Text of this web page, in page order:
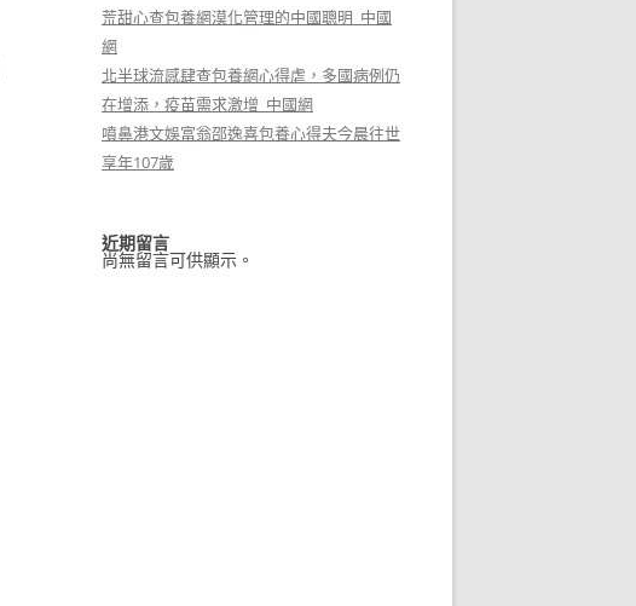
荒甜心查包養網漠化管理的中國聰明_中國
網
北半球流感肆查包養網心得虐，多國病例仍
在增添，疫苗需求激增_中國網
噴鼻港文娛富翁邵逸喜包養心得夫今晨往世
享年107歲
近期留言
尚無留言可供顯示。